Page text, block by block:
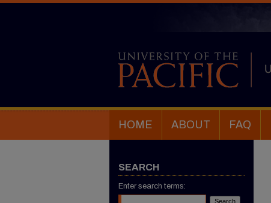
HOME ABOUT FAQ
SEARCH
Enter search terms: